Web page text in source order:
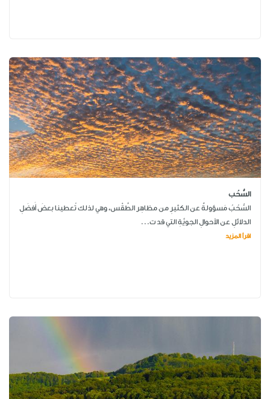
السُّحُب
السُّحُبُ مَسؤولةٌ عن الكثيرِ من مظاهِر الطَّقْس، وهي لذلك تُعطينا بعضَ أَفضَلِ
الدلائلِ عن الأحوالِ الجويَّةِ التي قد ت...
اقرأ المزيد